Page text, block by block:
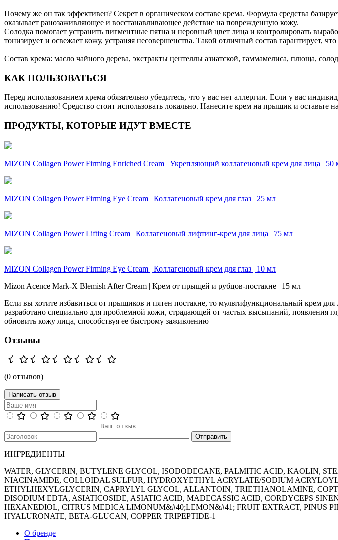
Почему же он так эффективен? Секрет в органическом составе крема. Формула средства
оказывает ранозаживляющее и восстанавливающее действие на поврежденную кожу.
Солодка помогает устранить пигментные пятна и неровный цвет лица и контролировать
тонизирует и освежает кожу, устраняя несовершенства. Такой отличный состав гарантирует,
Состав крема: масло чайного дерева, экстракты центеллы азиатской, гаммамелиса, плюща,
КАК ПОЛЬЗОВАТЬСЯ
Перед использованием крема обязательно убедитесь, что у вас нет аллергии. Если у вас
использованию! Средство стоит использовать локально. Нанесите крем на прыщик и
ПРОДУКТЫ, КОТОРЫЕ ИДУТ ВМЕСТЕ
MIZON Collagen Power Firming Enriched Cream | Укрепляющий коллагеновый крем для лица | 50
MIZON Collagen Power Firming Eye Cream | Коллагеновый крем для глаз | 25 мл
MIZON Collagen Power Lifting Cream | Коллагеновый лифтинг-крем для лица | 75 мл
MIZON Collagen Power Firming Eye Cream | Коллагеновый крем для глаз | 10 мл
Mizon Acence Mark-X Blemish After Cream | Крем от прыщей и рубцов-постакне | 15 мл
Если вы хотите избавиться от прыщиков и пятен постакне, то мультифункциональный крем
разработано специально для проблемной кожи, страдающей от частых высыпаний,
обновить кожу лица, способствуя ее быстрому заживлению
Отзывы
(0 отзывов)
Написать отзыв
ИНГРЕДИЕНТЫ
WATER, GLYCERIN, BUTYLENE GLYCOL, ISODODECANE, PALMITIC ACID, KAOLIN,
NIACINAMIDE, COLLOIDAL SULFUR, HYDROXYETHYL ACRYLATE/SODIUM
ETHYLHEXYLGLYCERIN, CAPRYLYL GLYCOL, ALLANTOIN, TRIETHANOLAMINE,
DISODIUM EDTA, ASIATICOSIDE, ASIATIC ACID, MADECASSIC ACID, CORDYCEPS
HEXANEDIOL, CITRUS MEDICA LIMONUM&#40;LEMON&#41; FRUIT EXTRACT, PINUS
HYALURONATE, BETA-GLUCAN, COPPER TRIPEPTIDE-1
О бренде